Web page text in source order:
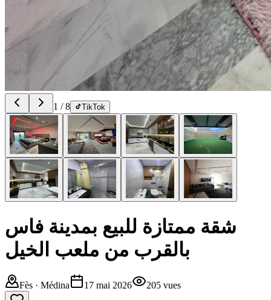
1 /8 TikTok
شقة ممتازة للبيع بمدينة فاس
بالقرب من ملعب الخيل
Fès · Médina 17 mai 2026 205 vues